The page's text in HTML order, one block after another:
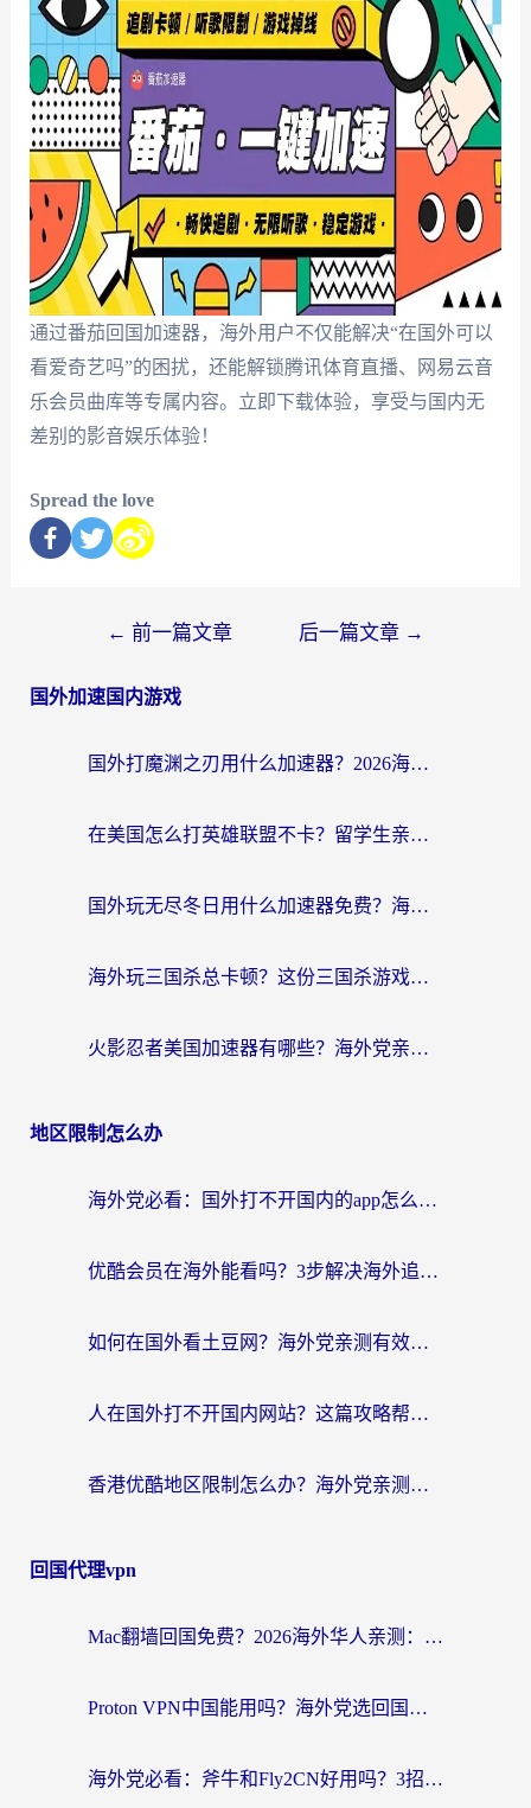
通过番茄回国加速器，海外用户不仅能解决“在国外可以
看爱奇艺吗”的困扰，还能解锁腾讯体育直播、网易云音
乐会员曲库等专属内容。立即下载体验，享受与国内无
差别的影音娱乐体验！
Spread the love
← 前一篇文章 后一篇文章 →
国外加速国内游戏
国外打魔渊之刃用什么加速器？2026海外玩家国服游戏加速全攻略（附闪耀暖暖&复苏的魔女避坑指南）
在美国怎么打英雄联盟不卡？留学生亲测的国服游戏加速全攻略
国外玩无尽冬日用什么加速器免费？海外党国服游戏加速避坑指南
海外玩三国杀总卡顿？这份三国杀游戏加速器指南帮你告别延迟烦恼
火影忍者美国加速器有哪些？海外党亲测的国服游戏加速全攻略（含菲律宾玩三国之刃守望黎明技巧）
地区限制怎么办
海外党必看：国外打不开国内的app怎么办？3步解决你的乡愁
优酷会员在海外能看吗？3步解决海外追剧难题，附实测好用加速器推荐
如何在国外看土豆网？海外党亲测有效的追剧加速器选择指南
人在国外打不开国内网站？这篇攻略帮你无缝解锁国内资源（附交管12123使用技巧）
香港优酷地区限制怎么办？海外党亲测有效的追剧解决方案
回国代理vpn
Mac翻墙回国免费？2026海外华人亲测：从CCTV5直播到国内APP，这样选加速器才靠谱
Proton VPN中国能用吗？海外党选回国加速器的避坑指南（附番茄加速器实测）
海外党必看：斧牛和Fly2CN好用吗？3招教你选对回国加速器（附免费试用攻略）